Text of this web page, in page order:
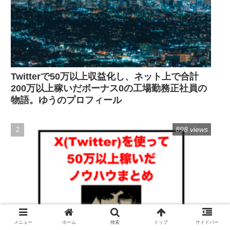
Twitterで50万以上収益化し、ネット上で合計
200万以上稼いだボーナス0の工場勤務正社員の
物語。ゆうのプロフィール
898 views
メニュー ホーム 検索 トップ サイドバー